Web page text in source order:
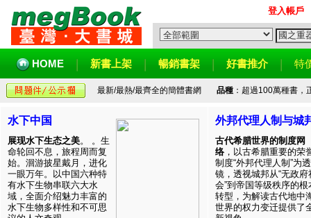
登入帳戶
HOME 新書上架 暢銷書架 好書推介 特
最新/最熱/最齊全的簡體書網 品種：超過100萬種書，
水下中国
展现水下生态之美。 。生
命轮回不息，旅程周而复
始。洄游披星戴月，进化
一眼万年。以中国六种特
有水下生物串联六大水
域，全面介绍魅力丰富的
水下生物多样性和不可思
外邦代理人制与城
古代希腊世界的制度网
络 ，以古希腊重要的荣
制度“外邦代理人制”为透
镜，透视城邦从“无政府
会”到帝国等级秩序的根
转型，为解读古代地中
世界的权力变迁提供了